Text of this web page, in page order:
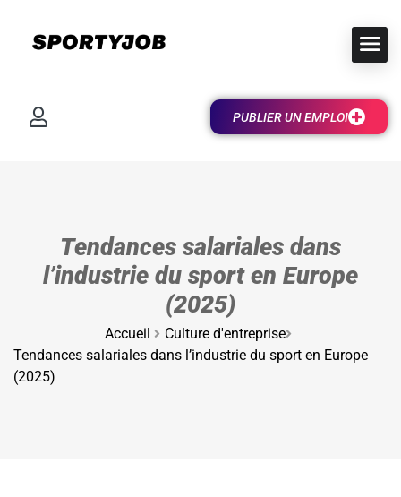
PUBLIER UN EMPLOI
Tendances salariales dans
l’industrie du sport en Europe
(2025)
Accueil
Culture d'entreprise
Tendances salariales dans l’industrie du sport en Europe
(2025)